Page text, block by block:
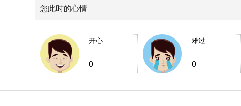
您此时的心情
开心
0
难过
0